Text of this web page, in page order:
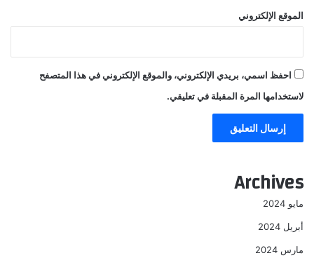
الموقع الإلكتروني
احفظ اسمي، بريدي الإلكتروني، والموقع الإلكتروني في هذا المتصفح
لاستخدامها المرة المقبلة في تعليقي.
Archives
مايو 2024
أبريل 2024
مارس 2024